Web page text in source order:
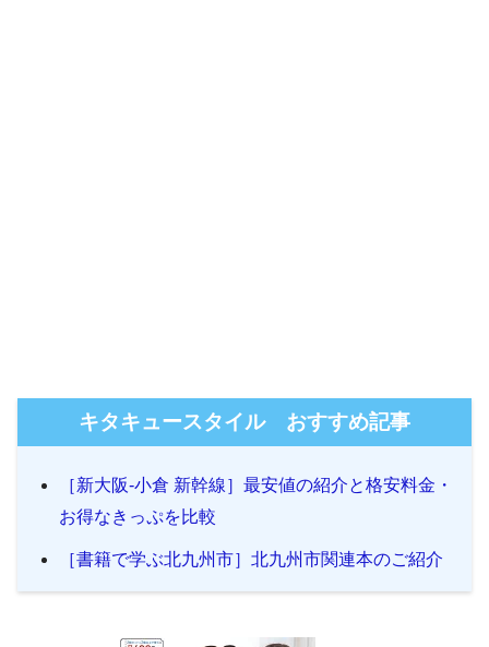
キタキュースタイル おすすめ記事
［新大阪-小倉 新幹線］最安値の紹介と格安料金・
お得なきっぷを比較
［書籍で学ぶ北九州市］北九州市関連本のご紹介